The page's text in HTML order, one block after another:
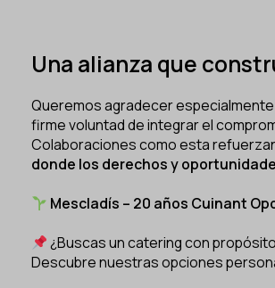
Una alianza que
Queremos agradecer
firme voluntad de integrar el
Colaboraciones como esta
donde los derechos y
Mescladís – 20 años Cuinant
¿Buscas un catering con
Descubre nuestras opciones